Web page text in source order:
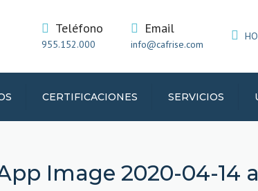
Teléfono
955.152.000
Email
info@cafrise.com
CERTIFICACIONES SERVICIOS
Image 2020-04-14